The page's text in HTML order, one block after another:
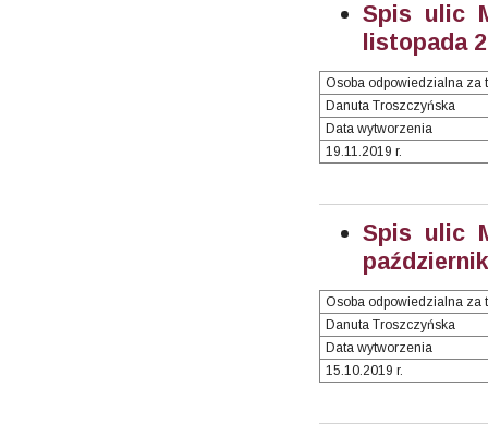
Spis ulic
listopada
Osoba odpowiedzialna za
Danuta Troszczyńska
Data wytworzenia
19.11.2019 r.
Spis ulic
Osoba odpowiedzialna za
Danuta Troszczyńska
Data wytworzenia
15.10.2019 r.